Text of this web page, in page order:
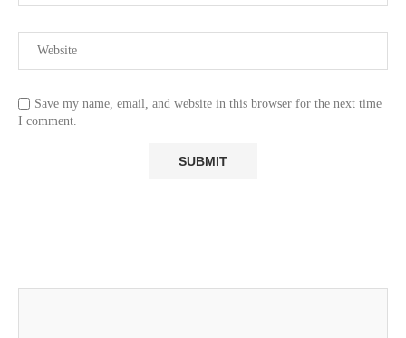
Save my name, email, and website in this browser for the next time
I comment.